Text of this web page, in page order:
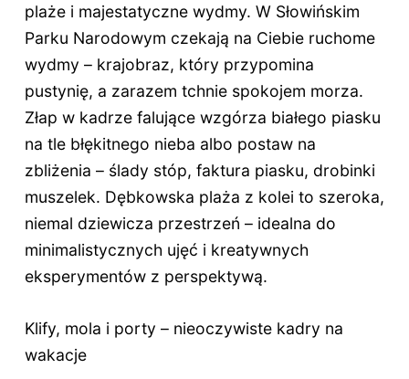
plaże i majestatyczne wydmy. W Słowińskim
Parku Narodowym czekają na Ciebie ruchome
wydmy – krajobraz, który przypomina
pustynię, a zarazem tchnie spokojem morza.
Złap w kadrze falujące wzgórza białego piasku
na tle błękitnego nieba albo postaw na
zbliżenia – ślady stóp, faktura piasku, drobinki
muszelek. Dębkowska plaża z kolei to szeroka,
niemal dziewicza przestrzeń – idealna do
minimalistycznych ujęć i kreatywnych
eksperymentów z perspektywą.
Klify, mola i porty – nieoczywiste kadry na
wakacje